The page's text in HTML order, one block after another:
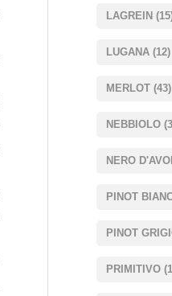
LAGREIN
LUGANA (12)
MERLOT (43)
NEBBIOLO
NERO
PINOT
PINOT
PRIMITIVO